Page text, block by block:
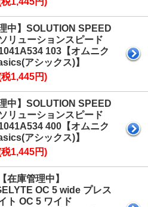
中】SOLUTION SPEED
リューションスピード
103【オムニク
アシックス)】
1,445円)
中】SOLUTION SPEED
リューションスピード
400【オムニク
アシックス)】
1,445円)
在庫管理中】
OC 5 wide プレス
ト OC 5 ワイド